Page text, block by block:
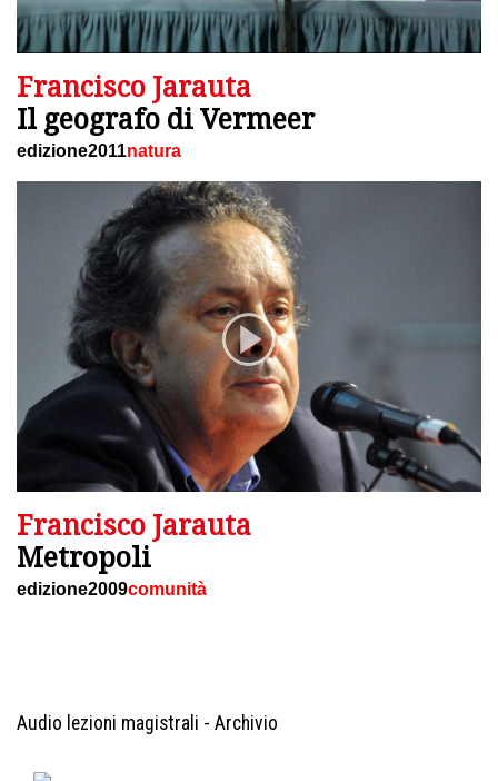
Francisco Jarauta
Il geografo di Vermeer
edizione2011natura
Francisco Jarauta
Metropoli
edizione2009comunità
Audio lezioni magistrali - Archivio